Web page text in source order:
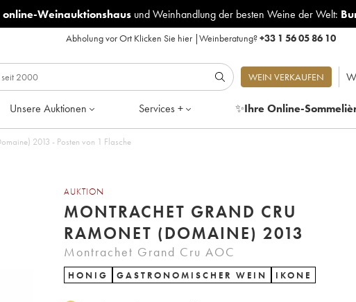
online-Weinauktionshausund Weinhandlung der besten Weine der Welt:
Abholung vor Ort Klicken Sie hier|Weinberatung?+33 1 56 05 86 10
WEIN VERKAUFEN
Unsere Auktionen Services + ✨Ihre Online-
Montrachet Grand Cru Ramonet (Domaine) 2013 - Posten von 1 Flasche
AUKTION
MONTRACHET GRAND CRU
RAMONET (DOMAINE) 2013
Montrachet Grand Cru AOC
HONIG GASTRONOMISCHER WEIN IKONE